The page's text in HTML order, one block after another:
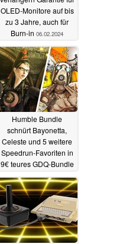
OLED-Monitore auf bis
zu 3 Jahre, auch für
Burn-in 06.02.2024
Humble Bundle
schnürt Bayonetta,
Celeste und 5 weitere
Speedrun-Favoriten in
9€ teures GDQ-Bundle
12.01.2024